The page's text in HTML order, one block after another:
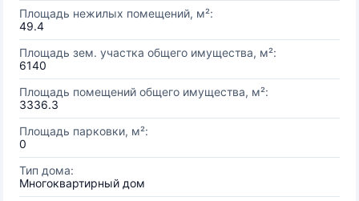
Площадь нежилых помещений, м²:
49.4
Площадь зем. участка общего имущества, м²:
6140
Площадь помещений общего имущества, м²:
3336.3
Площадь парковки, м²:
0
Тип дома:
Многоквартирный дом